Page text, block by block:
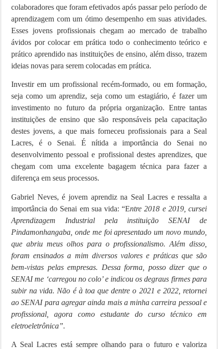
colaboradores que foram efetivados após passar pelo período de
aprendizagem com um ótimo desempenho em suas atividades.
Esses jovens profissionais chegam ao mercado de trabalho
ávidos por colocar em prática todo o conhecimento teórico e
prático aprendido nas instituições de ensino, além disso, trazem
ideias novas para serem colocadas em prática.
Investir em um profissional recém-formado, ou em formação,
seja como um aprendiz, seja como um estagiário, é fazer um
investimento no futuro da própria organização. Entre tantas
instituições de ensino que são responsáveis pela capacitação
destes jovens, a que mais forneceu profissionais para a Seal
Lacres, é o Senai. É nítida a importância do Senai no
desenvolvimento pessoal e profissional destes aprendizes, que
chegam com uma excelente bagagem técnica para fazer a
diferença em seus processos.
Gabriel Neves, é jovem aprendiz na Seal Lacres e ressalta a
importância do Senai em sua vida: “Entre 2018 e 2019, cursei
Aprendizagem Industrial pela instituição SENAI de
Pindamonhangaba, onde me foi apresentado um novo mundo,
que abriu meus olhos para o profissionalismo. Além disso,
foram ensinados a mim diversos valores e práticas que são
bem-vistas pelas empresas. Dessa forma, posso dizer que o
SENAI me ‘carregou no colo’ e indicou os degraus firmes para
subir na vida. Não é à toa que dentre o 2021 e 2022, retornei
ao SENAI para agregar ainda mais a minha carreira pessoal e
profissional, agora como estudante do curso técnico em
eletroeletrônica”.
A Seal Lacres está sempre olhando para o futuro e valoriza